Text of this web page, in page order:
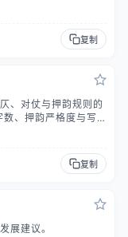
验，节省开发时间。
复制
、对仗与押韵规则的
、押韵严格度与写
保证格律合规并可用
复制
展建议。